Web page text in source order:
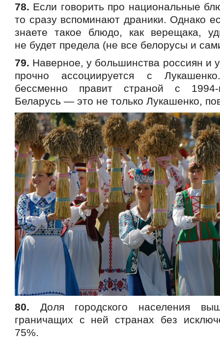
78. Если говорить про национальные
то сразу вспоминают драники. Однако
знаете такое блюдо, как верещака,
не будет предела (не все белорусы и
79. Наверное, у большинства россиян и
прочно ассоциируется с
бессменно правит страной с
Беларусь — это не только Лукашенко,
80. Доля городского населения
граничащих с ней странах без
75%.